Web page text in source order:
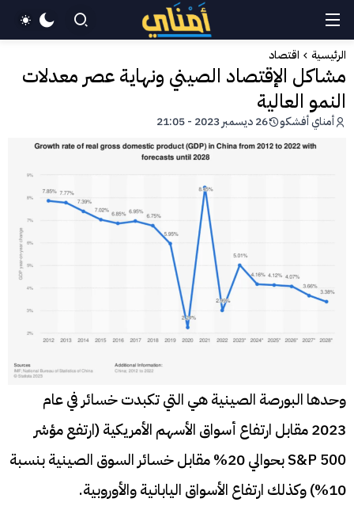
الرئيسية اقتصاد
مشاكل الإقتصاد الصيني ونهاية عصر معدلات
النمو العالية
أمناي أفشكو 26 ديسمبر 2023 - 21:05
وحدها البورصة الصينية هي التي تكبدت خسائر في عام
2023 مقابل ارتفاع أسواق الأسهم الأمريكية (ارتفع مؤشر
S&P 500 بحوالي 20% مقابل خسائر السوق الصينية بنسبة
10%) وكذلك ارتفاع الأسواق اليابانية والأوروبية.